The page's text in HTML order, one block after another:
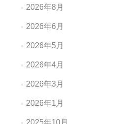
2026年8月
2026年6月
2026年5月
2026年4月
2026年3月
2026年1月